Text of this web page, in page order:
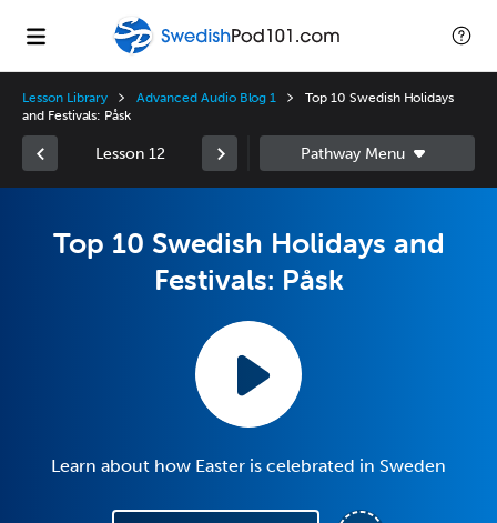
Lesson Library Advanced Audio Blog 1
Top 10 Swedish Holidays
and Festivals: Påsk
Lesson 12
Top 10 Swedish Holidays and
Festivals: Påsk
Learn about how Easter is celebrated in Sweden